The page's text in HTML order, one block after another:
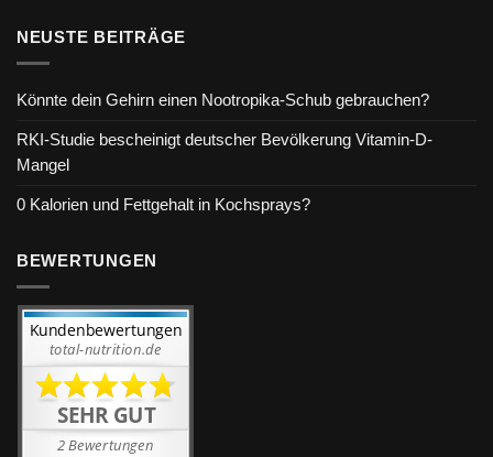
NEUSTE BEITRÄGE
Könnte dein Gehirn einen Nootropika-Schub gebrauchen?
RKI-Studie bescheinigt deutscher Bevölkerung Vitamin-D-
Mangel
0 Kalorien und Fettgehalt in Kochsprays?
BEWERTUNGEN